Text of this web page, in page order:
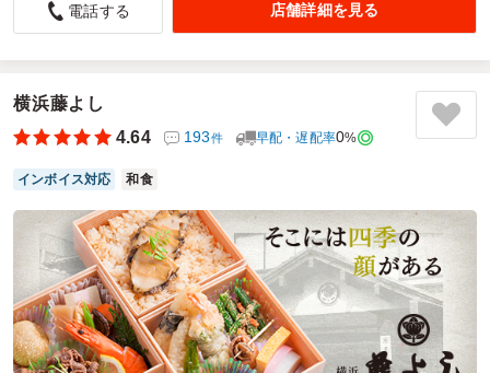
華やかで先生たちにも高評価でした
く、検討した結果こちらにお願いしました。事前の連絡も受
付直後だけでなく直近にもしっかりとあって安心しました。
そして領収書の個別も可能で助かりました。華やかでいろい
ろな種類が入っていたので参加者の皆様から高評価をいただ
ご利用シーン：会食・接待›会食
参加者の年齢：不明男女比：女性多め
神奈川県横浜市瀬谷区阿久和西2025/01/23
鎌倉ごぜんの口コミをもっと見る
電話する 店舗詳細を見る
横浜藤よし
4.64
193件 早配・遅配率0%
インボイス対応 和食